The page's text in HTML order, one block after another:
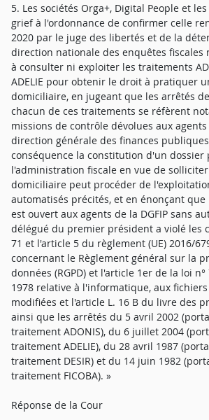
5. Les sociétés Orga+, Digital People et
grief à l'ordonnance de confirmer celle
2020 par le juge des libertés et de la
direction nationale des enquêtes fiscales
à consulter ni exploiter les traitements
ADELIE pour obtenir le droit à pratiquer
domiciliaire, en jugeant que les arrêtés
chacun de ces traitements se réfèrent
missions de contrôle dévolues aux
direction générale des finances publiques
conséquence la constitution d'un dossier
l'administration fiscale en vue de
domiciliaire peut procéder de
automatisés précités, et en énonçant que
est ouvert aux agents de la DGFIP sans
délégué du premier président a violé les
71 et l'article 5 du règlement (UE) 2016/
concernant le Règlement général sur la
données (RGPD) et l'article 1er de la loi
1978 relative à l'informatique, aux
modifiées et l'article L. 16 B du livre des
ainsi que les arrêtés du 5 avril 2002
traitement ADONIS), du 6 juillet 2004
traitement ADELIE), du 28 avril 1987
traitement DESIR) et du 14 juin 1982
traitement FICOBA). »
Réponse de la Cour